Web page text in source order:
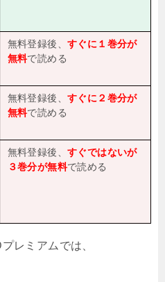
無料登録後、 すぐに１巻分が
無料で読める
無料登録後、 すぐに２巻分が
無料で読める
無料登録後、 すぐではないが
３巻分が無料で読める
レミアムでは、